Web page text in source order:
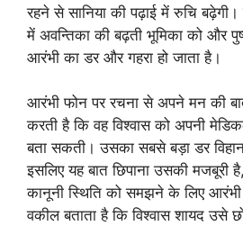
रहने से सानिया की पढ़ाई में रुचि
में अवन्तिका की बढ़ती भूमिका को और
आरंभी का डर और गहरा हो जाता है।
आरंभी फोन पर रचना से अपने मन की
करती है कि वह विश्वास को अपनी
बता सकती। उसका सबसे बड़ा डर
इसलिए यह बात छिपाना उसकी मजबूरी
कानूनी स्थिति को समझने के लिए
वकील बताता है कि विश्वास शायद उसे